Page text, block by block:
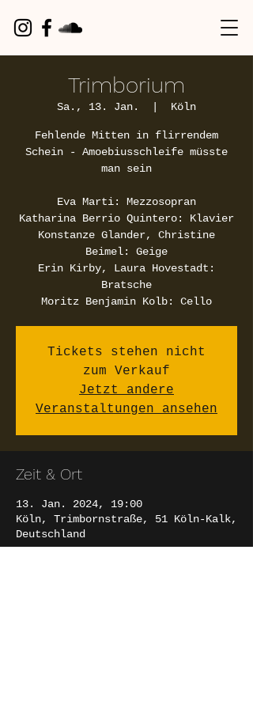
Trimborium
Sa., 13. Jan. Köln
Fehlende Mitten in flirrendem
Schein - Amoebiusschleife müsste
man sein
Eva Marti: Mezzosopran
Katharina Berrio Quintero: Klavier
Konstanze Glander, Christine
Beimel: Geige
Erin Kirby, Laura Hovestadt:
Bratsche
Moritz Benjamin Kolb: Cello
Tickets stehen nicht
zum Verkauf
Jetzt andere
Veranstaltungen ansehen
Zeit & Ort
13. Jan. 2024, 19:00
Köln, Trimbornstraße, 51 Köln-Kalk,
Deutschland